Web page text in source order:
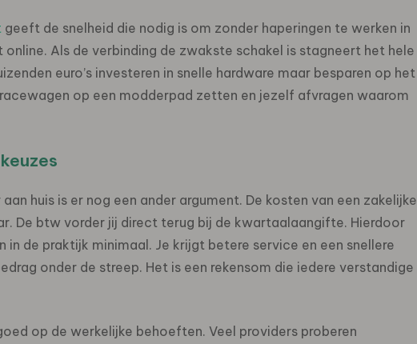
geeft de snelheid die nodig is om zonder haperingen te werken in
Als de verbinding de zwakste schakel is stagneert het hele
euro’s investeren in snelle hardware maar besparen op het
op een modderpad zetten en jezelf afvragen waarom
huis is er nog een ander argument. De kosten van een zakelijke
De btw vorder jij direct terug bij de kwartaalaangifte. Hierdoor
de praktijk minimaal. Je krijgt betere service en een snellere
onder de streep. Het is een rekensom die iedere verstandige
op de werkelijke behoeften. Veel providers proberen